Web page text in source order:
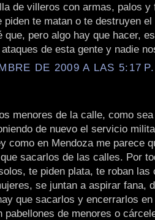
de villeros con armas, palos
piden te matan o te destruyen el
que, pero algo hay que hacer,
de esta gente y nadie
DE 2009 A LAS 5:17
menores de la calle, como
de nuevo el servicio
como en Mendoza me parece
sacarlos de las calles. Por
te piden plata, te roban las
se juntan a aspirar fana,
que sacarlos y encerrarlos
pabellones de menores o